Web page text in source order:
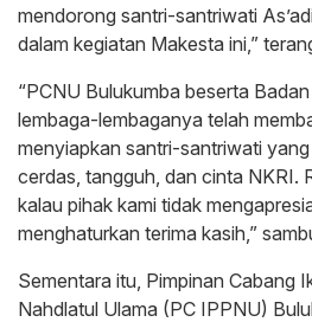
mendorong santri-santriwati
dalam kegiatan Makesta ini,”
“PCNU Bulukumba beserta
lembaga-lembaganya telah
menyiapkan santri-santriwati
cerdas, tangguh, dan cinta NKRI.
kalau pihak kami tidak
menghaturkan terima kasih,”
Sementara itu, Pimpinan Cabang
Nahdlatul Ulama (PC IPPNU)